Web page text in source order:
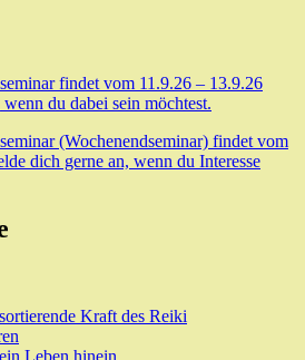
findet vom 11.9.26 – 13.9.26
du dabei sein möchtest.
(Wochenendseminar) findet vom
dich gerne an, wenn du Interesse
Kraft des Reiki